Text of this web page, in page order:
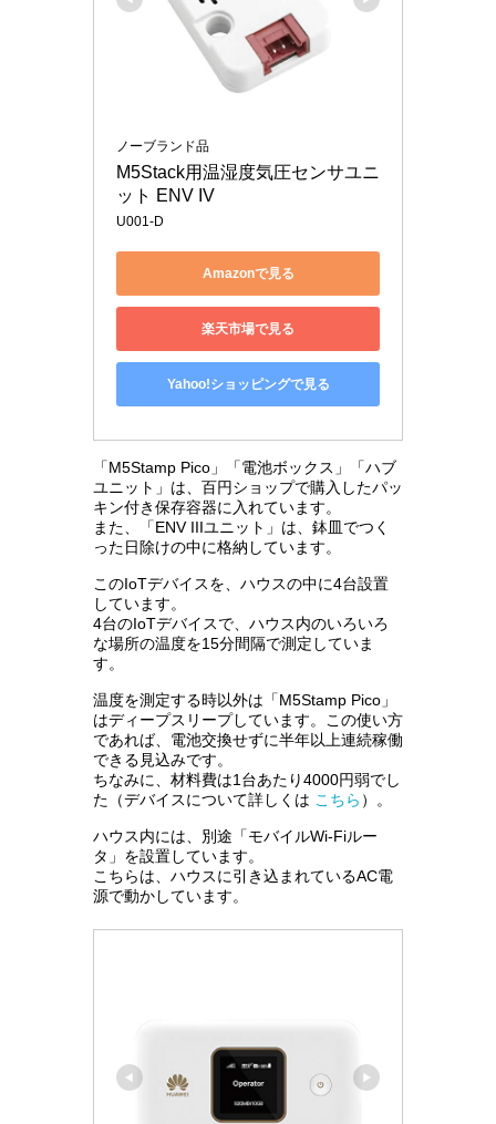
ノーブランド品
M5Stack用温湿度気圧センサユニ
ット ENV IV
U001-D
Amazonで見る
楽天市場で見る
Yahoo!ショッピングで見る
「M5Stamp Pico」「電池ボックス」「ハブ
ユニット」は、百円ショップで購入したパッ
キン付き保存容器に入れています。
また、「ENV IIIユニット」は、鉢皿でつく
った日除けの中に格納しています。
このIoTデバイスを、ハウスの中に4台設置
しています。
4台のIoTデバイスで、ハウス内のいろいろ
な場所の温度を15分間隔で測定していま
す。
温度を測定する時以外は「M5Stamp Pico」
はディープスリープしています。この使い方
であれば、電池交換せずに半年以上連続稼働
できる見込みです。
ちなみに、材料費は1台あたり4000円弱でし
た（デバイスについて詳しくは こちら ）。
ハウス内には、別途「モバイルWi-Fiルー
タ」を設置しています。
こちらは、ハウスに引き込まれているAC電
源で動かしています。